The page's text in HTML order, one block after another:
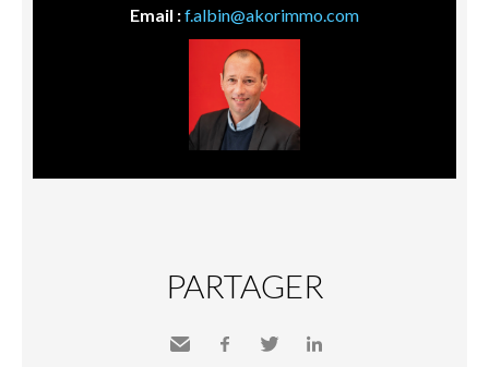
Email :f.albin@akorimmo.com
PARTAGER